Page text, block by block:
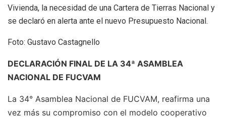
Vivienda, la necesidad de una Cartera de Tierras Nacional y
se declaró en alerta ante el nuevo Presupuesto Nacional.
Foto: Gustavo Castagnello
DECLARACIÓN FINAL DE LA 34ª ASAMBLEA
NACIONAL DE FUCVAM
La 34° Asamblea Nacional de FUCVAM, reafirma una
vez más su compromiso con el modelo cooperativo